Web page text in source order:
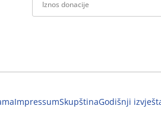
ImpressumSkupštinaGodišnji